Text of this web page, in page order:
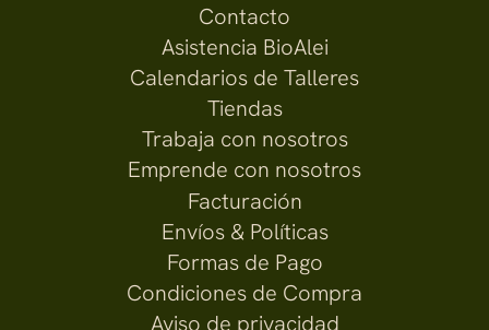
Contacto
Asistencia BioAlei
Calendarios de Talleres
Tiendas
Trabaja con nosotros
Emprende con nosotros
Facturación
Envíos & Políticas
Formas de Pago
Condiciones de Compra
Aviso de privacidad